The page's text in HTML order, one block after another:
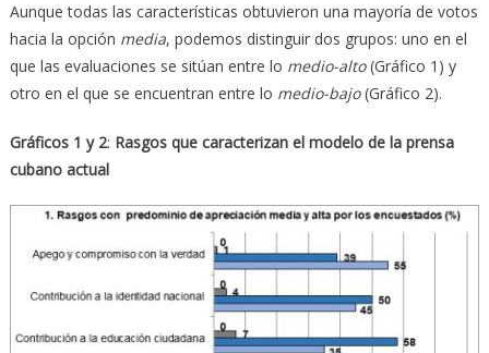
Aunque todas las características obtuvieron una mayoría de votos
hacia la opción media, podemos distinguir dos grupos: uno en el
que las evaluaciones se sitúan entre lo medio-alto(Gráfico 1) y
otro en el que se encuentran entre lo medio-bajo(Gráfico 2).
Gráficos 1 y 2: Rasgos que caracterizan el modelo de la prensa
cubano actual